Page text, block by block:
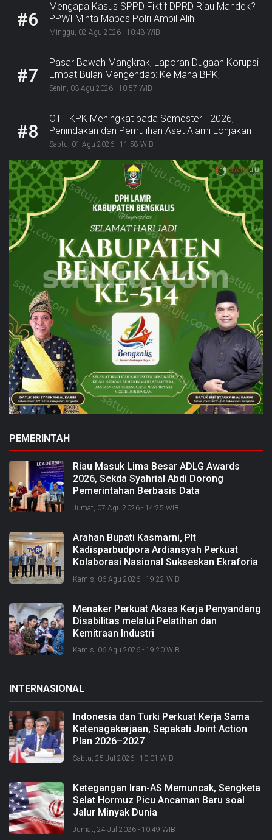
#6
Mengapa Kasus SPPD Fiktif DPRD Riau Mandek?
PPWI Minta Mabes Polri Ambil Alih
Minggu, 02 Agu 2026 - 10:48 WIB
#7
Pasar Bawah Mangkrak, Laporan Dugaan Korupsi
Empat Bulan Mengendap: Ke Mana BPK,
Inspektorat, dan Kejaksaan?
Senin, 03 Agu 2026 - 10:57 WIB
#8
OTT KPK Meningkat pada Semester I 2026,
Penindakan dan Pemulihan Aset Alami Lonjakan
Sabtu, 01 Agu 2026 - 11:58 WIB
PEMERINTAH
Riau Masuk Lima Besar ADLG Awards
2026, Sekda Syahrial Abdi Dorong
Pemerintahan Berbasis Data
Jumat, 07 Agu 2026 - 14:25 WIB
Arahan Bupati Kasmarni, Plt
Kadisparbudpora Ardiansyah Perkuat
Kolaborasi Nasional Sukseskan Ekraforia
2026 dan Bangun Bengkalis sebagai
Kabupaten Kreatif
Kamis, 06 Agu 2026 - 19:22 WIB
Menaker Perkuat Akses Kerja Penyandang
Disabilitas melalui Pelatihan dan
Kemitraan Industri
Kamis, 06 Agu 2026 - 19:20 WIB
INTERNASIONAL
Indonesia dan Turki Perkuat Kerja Sama
Ketenagakerjaan, Sepakati Joint Action
Plan 2026–2027
Sabtu, 25 Jul 2026 - 10:01 WIB
Ketegangan Iran-AS Memuncak, Sengketa
Selat Hormuz Picu Ancaman Baru soal
Jalur Minyak Dunia
Jumat, 24 Jul 2026 - 10:49 WIB